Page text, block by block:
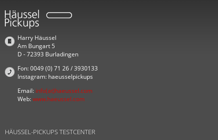
Harry Häussel
Am Bungart 5
D - 72393 Burladingen
Fon: 0049 (0) 71 26 / 3930133
Instagram: haeusselpickups
Email: info(at)haeussel.com
Web:www.haeussel.com
HÄUSSEL-PICKUPS TESTCENTER